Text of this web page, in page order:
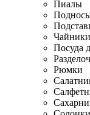
Пиалы
Чайники
Посуда
Рюмки